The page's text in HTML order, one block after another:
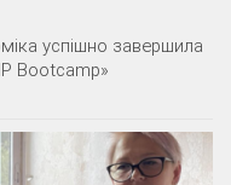
успішно завершила
Bootcamp»